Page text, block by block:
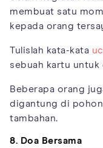
membuat satu
kepada orang
Tulislah kata-kata
sebuah kartu untuk
Beberapa orang
digantung di
tambahan.
8. Doa Bersama